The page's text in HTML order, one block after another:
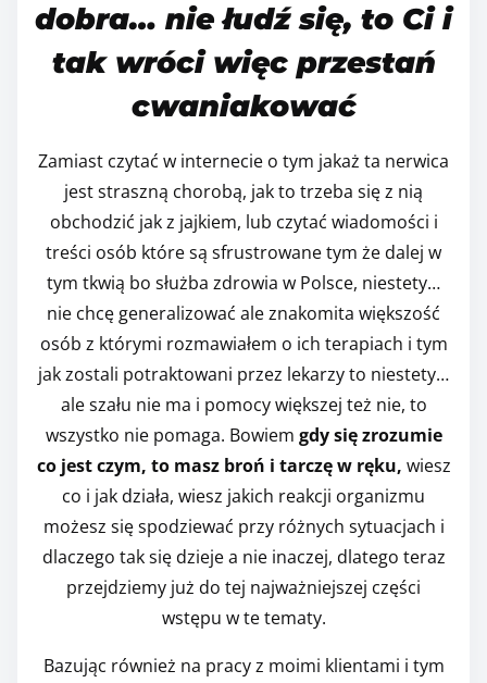
dobra… nie łudź się, to Ci i
tak wróci więc przestań
cwaniakować
Zamiast czytać w internecie o tym jakaż ta nerwica
jest straszną chorobą, jak to trzeba się z nią
obchodzić jak z jajkiem, lub czytać wiadomości i
treści osób które są sfrustrowane tym że dalej w
tym tkwią bo służba zdrowia w Polsce, niestety…
nie chcę generalizować ale znakomita większość
osób z którymi rozmawiałem o ich terapiach i tym
jak zostali potraktowani przez lekarzy to niestety…
ale szału nie ma i pomocy większej też nie, to
wszystko nie pomaga. Bowiem gdy się zrozumie
co jest czym, to masz broń i tarczę w ręku, wiesz
co i jak działa, wiesz jakich reakcji organizmu
możesz się spodziewać przy różnych sytuacjach i
dlaczego tak się dzieje a nie inaczej, dlatego teraz
przejdziemy już do tej najważniejszej części
wstępu w te tematy.
Bazując również na pracy z moimi klientami i tym